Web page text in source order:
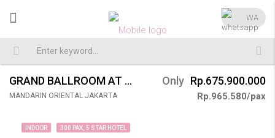
GRAND BALLROOM AT MANDARIN ORIENTAL JAKARTA WEDDING 300 PAX
MANDARIN ORIENTAL JAKARTA
Only Rp.675.900.000
Rp.965.580/pax
INDOOR 300 PAX, 5 STAR HOTEL
WA